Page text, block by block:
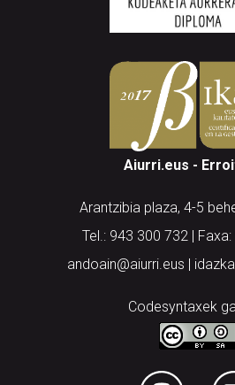
Aiurri.eus -
Arantzibia plaza, 4-5
Tel.: 943 300 732 |
andoain@aiurri.eus |
Codesyntaxek